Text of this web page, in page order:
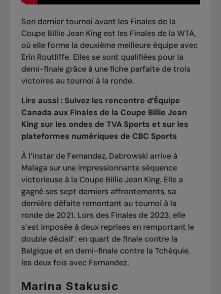
Son dernier tournoi avant les Finales de la
Coupe Billie Jean King est les Finales de la WTA,
où elle forme la deuxième meilleure équipe avec
Erin Routliffe. Elles se sont qualifiées pour la
demi-finale grâce à une fiche parfaite de trois
victoires au tournoi à la ronde.
Lire aussi : Suivez les rencontre d’Équipe
Canada aux Finales de la Coupe Billie Jean
King sur les ondes de TVA Sports et sur les
plateformes numériques de CBC Sports
À l’instar de Fernandez, Dabrowski arrive à
Malaga sur une impressionnante séquence
victorieuse à la Coupe Billie Jean King. Elle a
gagné ses sept derniers affrontements, sa
dernière défaite remontant au tournoi à la
ronde de 2021. Lors des Finales de 2023, elle
s’est imposée à deux reprises en remportant le
double décisif : en quart de finale contre la
Belgique et en demi-finale contre la Tchéquie,
les deux fois avec Fernandez.
Marina Stakusic